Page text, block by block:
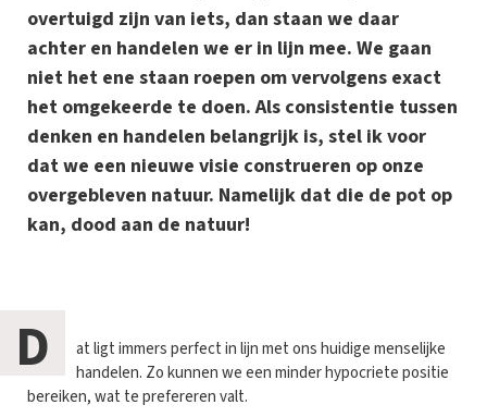
overtuigd zijn van iets, dan staan we daar
achter en handelen we er in lijn mee. We gaan
niet het ene staan roepen om vervolgens exact
het omgekeerde te doen. Als consistentie tussen
denken en handelen belangrijk is, stel ik voor
dat we een nieuwe visie construeren op onze
overgebleven natuur. Namelijk dat die de pot op
kan, dood aan de natuur!
D
at ligt immers perfect in lijn met ons huidige menselijke
handelen. Zo kunnen we een minder hypocriete positie
bereiken, wat te prefereren valt.